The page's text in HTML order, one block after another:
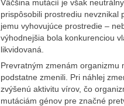
Väčšina mutácií je však
prispôsobili prostrediu nevznikal
jemu vyhovujúce prostredie –
výhodnejšia bola konkurenciou
likvidovaná.
Prevratným zmenám organizmu
podstatne zmenili. Pri náhlej
zvýšenú aktivitu vírov, čo
mutáciám génov pre značné